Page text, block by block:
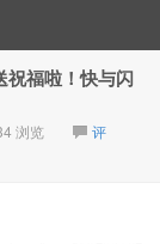
祝福啦！快与闪
浏览
评